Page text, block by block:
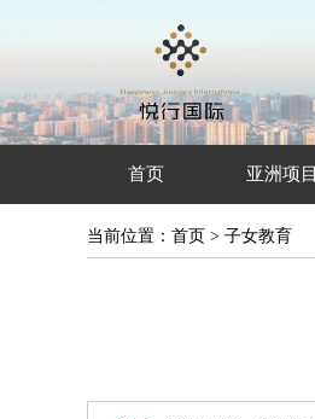
首页 亚洲项目
当前位置： 首页 > 子女教育